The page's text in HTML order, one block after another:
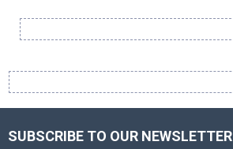
Footer
SUBSCRIBE TO OUR NEWSLETTER